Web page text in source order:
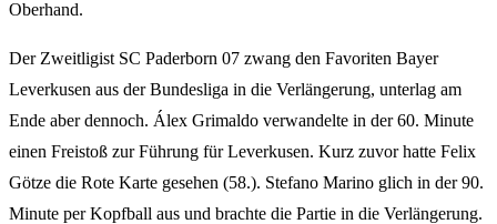
Oberhand.
Der Zweitligist SC Paderborn 07 zwang den Favoriten Bayer
Leverkusen aus der Bundesliga in die Verlängerung, unterlag am
Ende aber dennoch. Álex Grimaldo verwandelte in der 60. Minute
einen Freistoß zur Führung für Leverkusen. Kurz zuvor hatte Felix
Götze die Rote Karte gesehen (58.). Stefano Marino glich in der 90.
Minute per Kopfball aus und brachte die Partie in die Verlängerung.